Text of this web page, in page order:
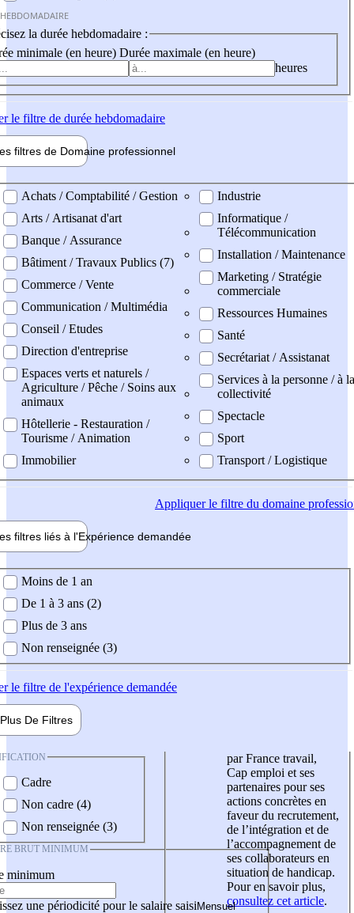
la durée hebdomadaire :
minimale (en heure) Durée maximale (en heure)
heures
le filtre de durée hebdomadaire
filtres de Domaine professionnel
professionel
Achats / Comptabilité / Gestion
Arts / Artisanat d'art
Banque / Assurance
Bâtiment / Travaux Publics (7)
Commerce / Vente
Communication / Multimédia
Conseil / Etudes
Direction d'entreprise
Espaces verts et naturels /
Agriculture / Pêche / Soins aux
animaux
Hôtellerie - Restauration /
Tourisme / Animation
Immobilier
Industrie
Informatique /
Télécommunication
Installation / Maintenance
Marketing / Stratégie
commerciale
Ressources Humaines
Santé
Secrétariat / Assistanat
Services à la personne / à la
collectivité
Spectacle
Sport
Transport / Logistique
Appliquerle filtre du domaine
filtres liés à l'Expérience demandée
demandée
Moins de 1 an
De 1 à 3 ans (2)
Plus de 3 ans
Non renseignée (3)
le filtre de l'expérience demandée
Plus De Filtres
Cadre
Non cadre (4)
Non renseignée (3)
BRUT MINIMUM
minimum
une périodicité pour le salaire saisi
par France travail,
Cap emploi et ses
partenaires pour ses
actions concrètes en
faveur du recrutement,
de l’intégration et de
l’accompagnement de
ses collaborateurs en
situation de handicap.
Pour en savoir plus,
consultez cet article.